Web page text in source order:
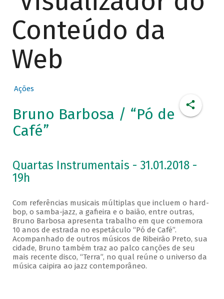
Conteúdo da
Web
Ações
Bruno Barbosa / “Pó de
Café”
Quartas Instrumentais - 31.01.2018 -
19h
Com referências musicais múltiplas que incluem o hard-
bop, o samba-jazz, a gafieira e o baião, entre outras,
Bruno Barbosa apresenta trabalho em que comemora
10 anos de estrada no espetáculo “Pó de Café”.
Acompanhado de outros músicos de Ribeirão Preto, sua
cidade, Bruno também traz ao palco canções de seu
mais recente disco, “Terra”, no qual reúne o universo da
música caipira ao jazz contemporâneo.